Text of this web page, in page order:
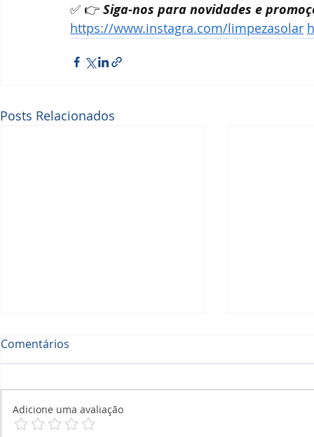
✅ 👉 Siga-nos para novidades e
https://www.instagra.com/limpezasolar
Posts Relacionados
Comentários
Adicione uma avaliação